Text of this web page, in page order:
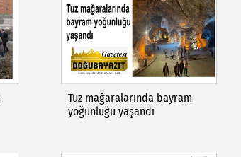
Tuz mağaralarında bayram
yoğunluğu yaşandı